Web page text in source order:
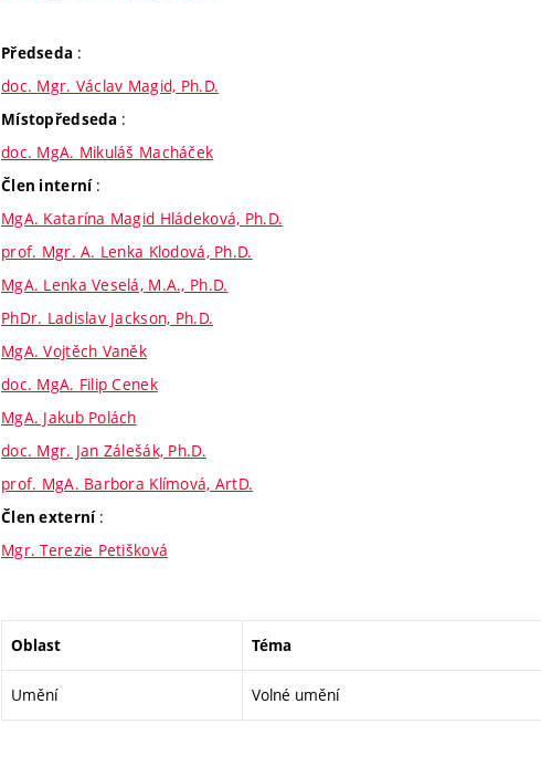
Předseda :
doc. Mgr. Václav Magid, Ph.D.
Místopředseda :
doc. MgA. Mikuláš Macháček
Člen interní :
MgA. Katarína Magid Hládeková, Ph.D.
prof. Mgr. A. Lenka Klodová, Ph.D.
MgA. Lenka Veselá, M.A., Ph.D.
PhDr. Ladislav Jackson, Ph.D.
MgA. Vojtěch Vaněk
doc. MgA. Filip Cenek
MgA. Jakub Polách
doc. Mgr. Jan Zálešák, Ph.D.
prof. MgA. Barbora Klímová, ArtD.
Člen externí :
Mgr. Terezie Petišková
Oblast Téma
Umění Volné umění